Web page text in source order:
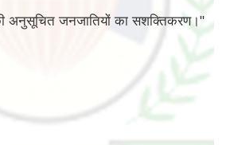
अनुसूचित जनजातियों का सशक्तिकरण।"